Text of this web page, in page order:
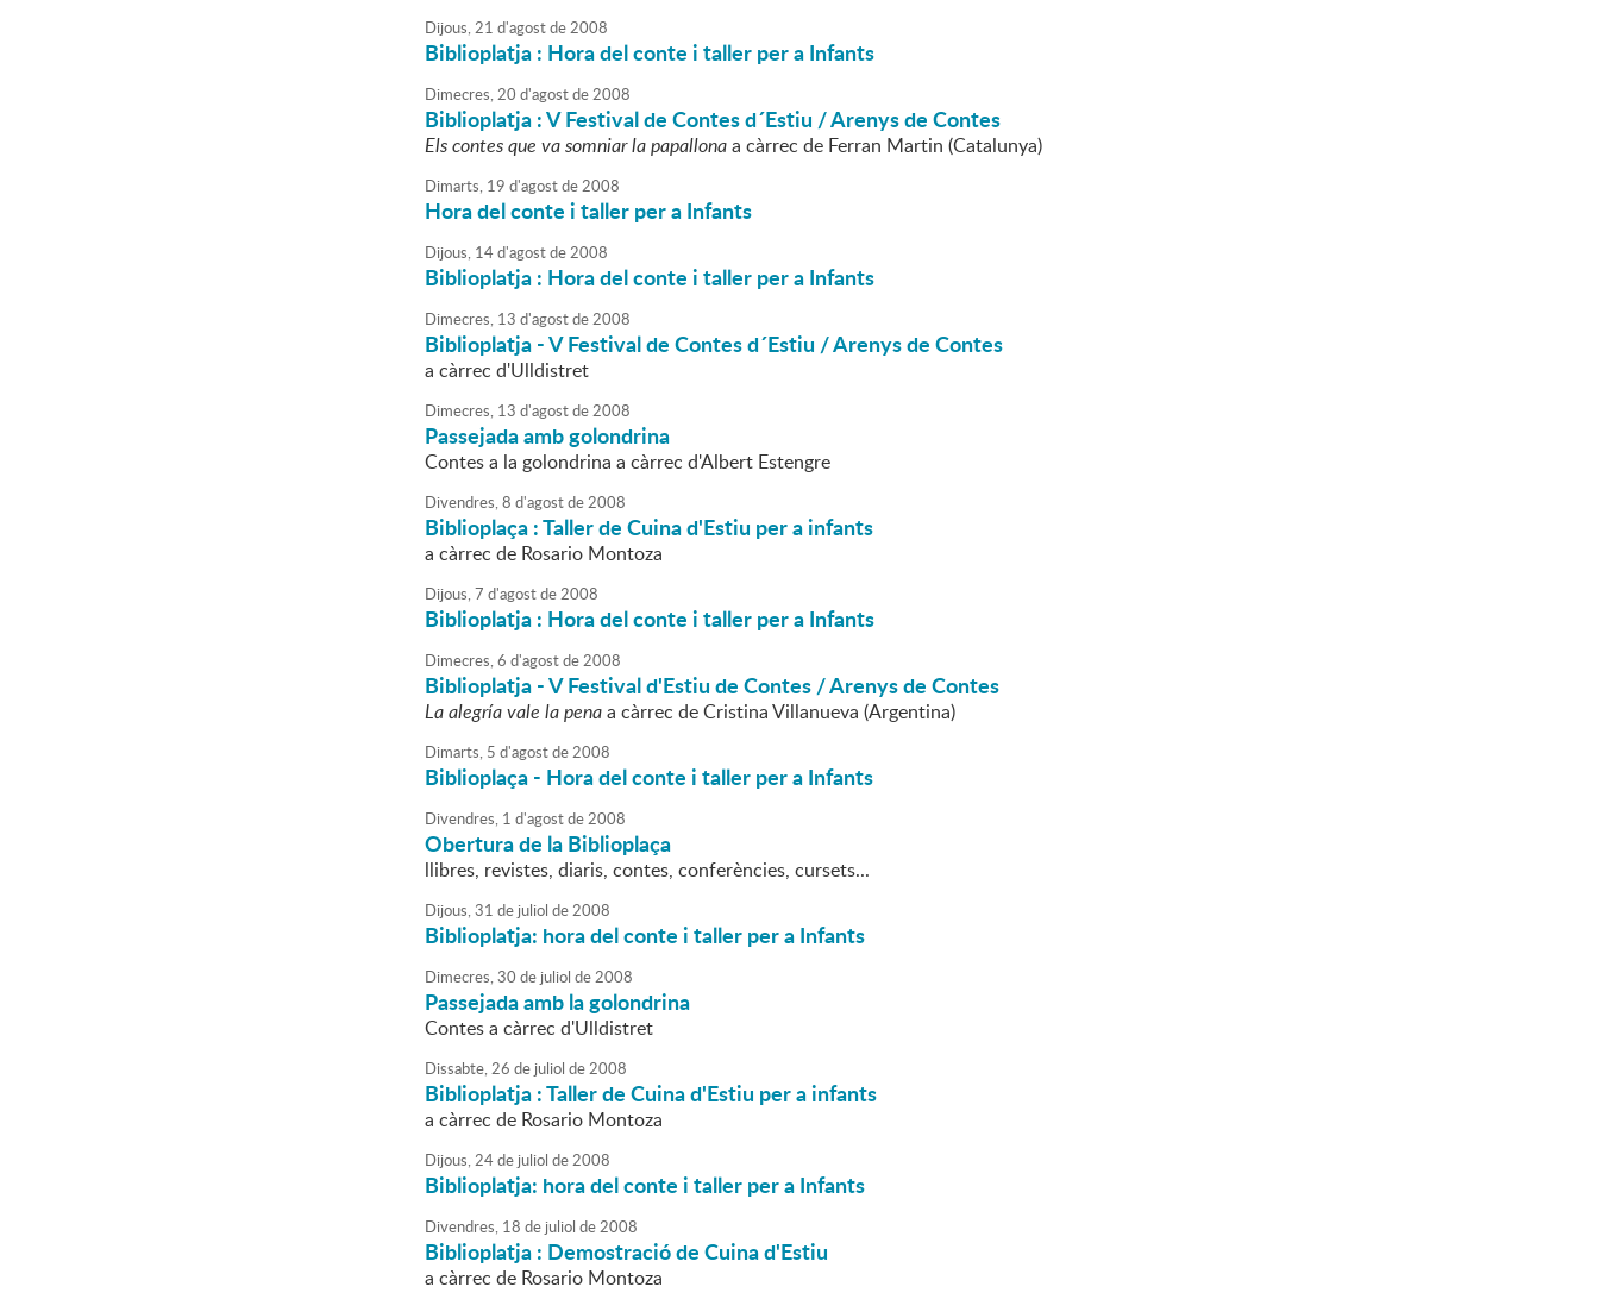
Dijous,21 d'agostde2008
Biblioplatja : Hora del conte i taller per a Infants
Dimecres,20 d'agostde2008
Biblioplatja : V Festival de Contes d´Estiu / Arenys de Contes
Els contes que va somniar la papallonaa càrrec de Ferran Martin (Catalunya)
Dimarts, 19 d'agostde2008
Hora del conte i taller per a Infants
Dijous, 14d'agostde2008
Biblioplatja : Hora del conte i taller per a Infants
Dimecres, 13 d'agostde2008
Biblioplatja - V Festival de Contes d´Estiu / Arenys de Contes
a càrrec d'Ulldistret
Dimecres, 13 d'agostde2008
Passejada amb golondrina
Contes a la golondrina a càrrec d'Albert Estengre
Divendres,8 d'agostde2008
Biblioplaça : Taller de Cuina d'Estiu per a infants
a càrrec de Rosario Montoza
Dijous,7 d'agostde2008
Biblioplatja : Hora del conte i taller per a Infants
Dimecres,6 d'agostde2008
Biblioplatja - V Festival d'Estiu de Contes / Arenys de Contes
La alegría vale la penaa càrrec de Cristina Villanueva (Argentina)
Dimarts, 5 d'agostde2008
Biblioplaça - Hora del conte i taller per a Infants
Divendres, 1 d'agostde2008
Obertura de la Biblioplaça
llibres, revistes, diaris, contes, conferències, cursets...
Dijous,31 de juliol de2008
Biblioplatja: hora del conte i taller per a Infants
Dimecres,30 de juliol de2008
Passejada amb la golondrina
Contes a càrrec d'Ulldistret
Dissabte,26 de juliol de2008
Biblioplatja : Taller de Cuina d'Estiu per a infants
a càrrec de Rosario Montoza
Dijous,24de juliol de2008
Biblioplatja: hora del conte i taller per a Infants
Divendres, 18 de juliol de2008
Biblioplatja : Demostració de Cuina d'Estiu
a càrrec de Rosario Montoza